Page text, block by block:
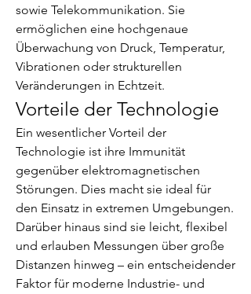
sowie Telekommunikation. Sie
ermöglichen eine hochgenaue
Überwachung von Druck, Temperatur,
Vibrationen oder strukturellen
Veränderungen in Echtzeit.
Vorteile der Technologie
Ein wesentlicher Vorteil der
Technologie ist ihre Immunität
gegenüber elektromagnetischen
Störungen. Dies macht sie ideal für
den Einsatz in extremen Umgebungen.
Darüber hinaus sind sie leicht, flexibel
und erlauben Messungen über große
Distanzen hinweg – ein entscheidender
Faktor für moderne Industrie- und